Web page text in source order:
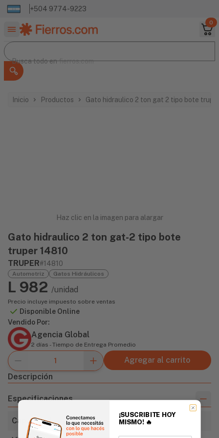
+504 9774-9223
0
Buscar productos
Busca todo en
Busca todo enfierros.com
Inicio Productos Gato hidraulico 2 ton gat 2 tipo bote
Haz clic en la imagen para alargar
Gato hidraulico 2 ton gat-2 tipo bote
truper 14810
TRUPER#14810
Automotriz Gatos Hidráulicos
L 982 /unidad
Precio incluye impuesto sobre ventas
Disponible Online
Vendido Por:
Agencia Global
2 días - Tiempo de Entrega Promedio
Agregar al carrito
Descripción
Especificaciones
Capacidad 2 ton
¡SUSCRIBITE HOY
MISMO! 🔥
Email